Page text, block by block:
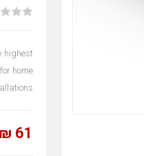
highest
home
61 ₪